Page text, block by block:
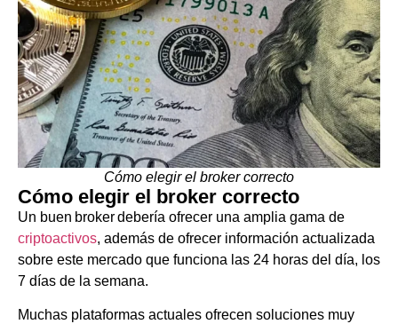
Cómo elegir el broker correcto
Cómo elegir el broker correcto
Un buen broker debería ofrecer una amplia gama de
criptoactivos, además de ofrecer información actualizada
sobre este mercado que funciona las 24 horas del día, los
7 días de la semana.
Muchas plataformas actuales ofrecen soluciones muy